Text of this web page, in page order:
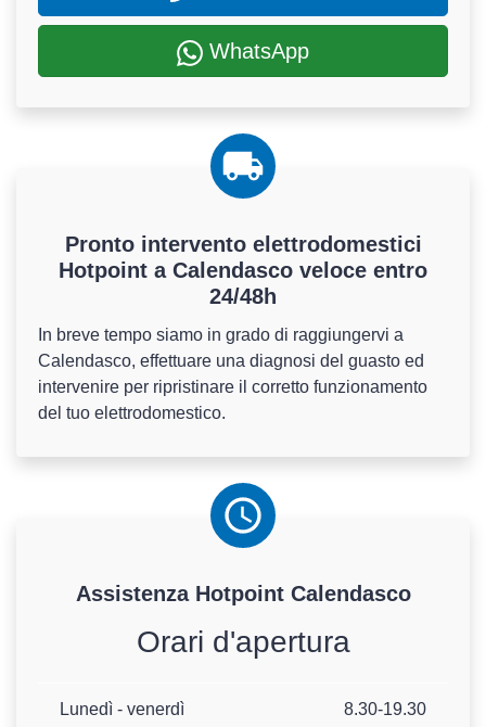
WhatsApp
Pronto intervento elettrodomestici
Hotpoint a Calendasco veloce entro
24/48h
In breve tempo siamo in grado di raggiungervi a
Calendasco, effettuare una diagnosi del guasto ed
intervenire per ripristinare il corretto funzionamento
del tuo elettrodomestico.
Assistenza HotpointCalendasco
Orari d'apertura
Lunedì - venerdì 8.30-19.30